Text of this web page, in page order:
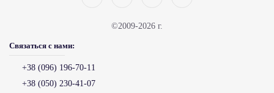
©2009-2026 г.
Связаться с нами:
+38 (096) 196-70-11
+38 (050) 230-41-07